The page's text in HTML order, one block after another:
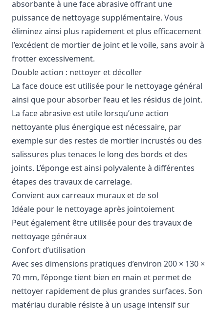
absorbante à une face abrasive offrant une
puissance de nettoyage supplémentaire. Vous
éliminez ainsi plus rapidement et plus efficacement
l’excédent de mortier de joint et le voile, sans avoir à
frotter excessivement.
Double action : nettoyer et décoller
La face douce est utilisée pour le nettoyage général
ainsi que pour absorber l’eau et les résidus de joint.
La face abrasive est utile lorsqu’une action
nettoyante plus énergique est nécessaire, par
exemple sur des restes de mortier incrustés ou des
salissures plus tenaces le long des bords et des
joints. L’éponge est ainsi polyvalente à différentes
étapes des travaux de carrelage.
Convient aux carreaux muraux et de sol
Idéale pour le nettoyage après jointoiement
Peut également être utilisée pour des travaux de
nettoyage généraux
Confort d’utilisation
Avec ses dimensions pratiques d’environ 200 × 130 ×
70 mm, l’éponge tient bien en main et permet de
nettoyer rapidement de plus grandes surfaces. Son
matériau durable résiste à un usage intensif sur